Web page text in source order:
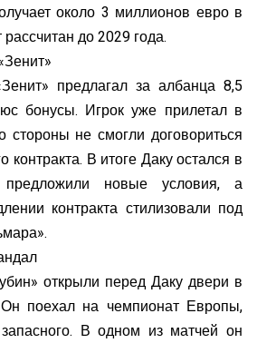
около 3 миллионов евро в
до 2029 года.
предлагал за албанца 8,5
бонусы. Игрок уже прилетал в
стороны не смогли договориться
контракта. В итоге Даку остался в
новые условия, а
контракта стилизовали под
открыли перед Даку двери в
поехал на чемпионат Европы,
В одном из матчей он